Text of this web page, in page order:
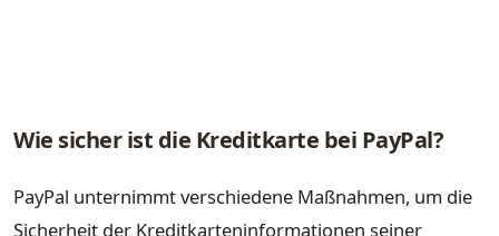
Wie sicher ist die Kreditkarte bei PayPal?
PayPal unternimmt verschiedene Maßnahmen, um die
Sicherheit der Kreditkarteninformationen seiner